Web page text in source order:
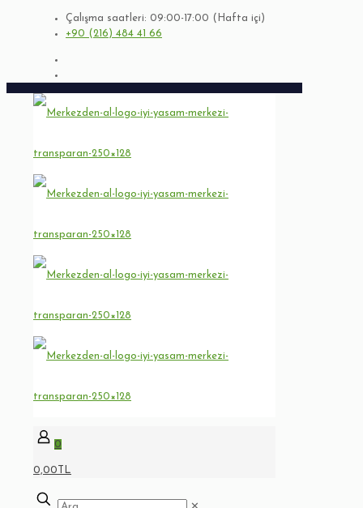
Çalışma saatleri: 09:00-17:00 (Hafta içi)
+90 (216) 484 41 66
0
0,00TL